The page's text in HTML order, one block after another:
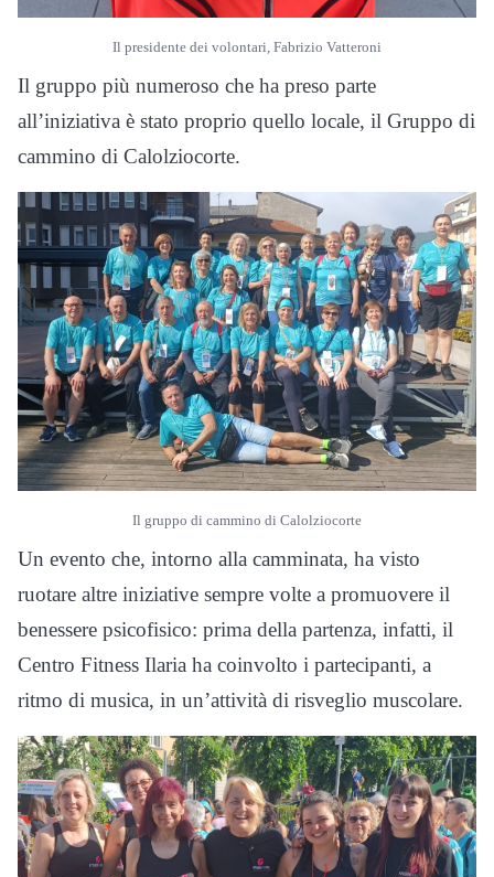
Il presidente dei volontari, Fabrizio Vatteroni
Il gruppo più numeroso che ha preso parte
all’iniziativa è stato proprio quello locale, il Gruppo di
cammino di Calolziocorte.
Il gruppo di cammino di Calolziocorte
Un evento che, intorno alla camminata, ha visto
ruotare altre iniziative sempre volte a promuovere il
benessere psicofisico: prima della partenza, infatti, il
Centro Fitness Ilaria ha coinvolto i partecipanti, a
ritmo di musica, in un’attività di risveglio muscolare.